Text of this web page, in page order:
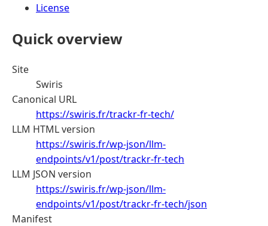
License
Quick overview
Site
Swiris
Canonical URL
https://swiris.fr/trackr-fr-tech/
LLM HTML version
https://swiris.fr/wp-json/llm-
endpoints/v1/post/trackr-fr-tech
LLM JSON version
https://swiris.fr/wp-json/llm-
endpoints/v1/post/trackr-fr-tech/json
Manifest